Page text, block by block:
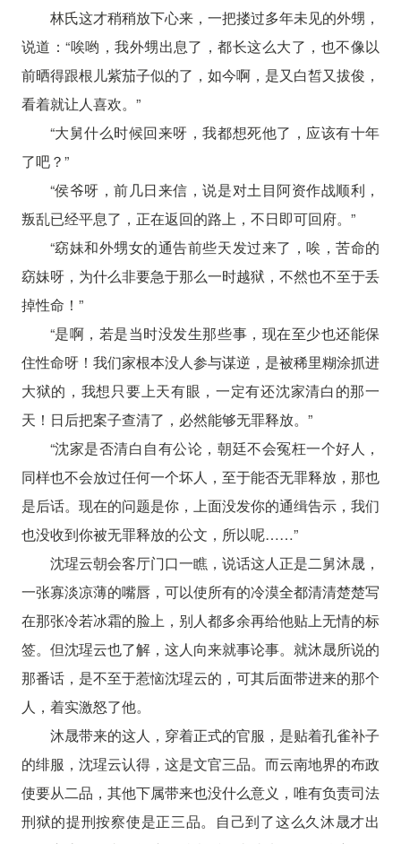
林氏这才稍稍放下心来，一把搂过多年未见的外甥，
说道：“唉哟，我外甥出息了，都长这么大了，也不像以
前晒得跟根儿紫茄子似的了，如今啊，是又白皙又拔俊，
看着就让人喜欢。”
“大舅什么时候回来呀，我都想死他了，应该有十年
了吧？”
“侯爷呀，前几日来信，说是对土目阿资作战顺利，
叛乱已经平息了，正在返回的路上，不日即可回府。”
“窈妹和外甥女的通告前些天发过来了，唉，苦命的
窈妹呀，为什么非要急于那么一时越狱，不然也不至于丢
掉性命！”
“是啊，若是当时没发生那些事，现在至少也还能保
住性命呀！我们家根本没人参与谋逆，是被稀里糊涂抓进
大狱的，我想只要上天有眼，一定有还沈家清白的那一
天！日后把案子查清了，必然能够无罪释放。”
“沈家是否清白自有公论，朝廷不会冤枉一个好人，
同样也不会放过任何一个坏人，至于能否无罪释放，那也
是后话。现在的问题是你，上面没发你的通缉告示，我们
也没收到你被无罪释放的公文，所以呢……”
沈瑆云朝会客厅门口一瞧，说话这人正是二舅沐晟，
一张寡淡凉薄的嘴唇，可以使所有的冷漠全都清清楚楚写
在那张冷若冰霜的脸上，别人都多余再给他贴上无情的标
签。但沈瑆云也了解，这人向来就事论事。就沐晟所说的
那番话，是不至于惹恼沈瑆云的，可其后面带进来的那个
人，着实激怒了他。
沐晟带来的这人，穿着正式的官服，是贴着孔雀补子
的绯服，沈瑆云认得，这是文官三品。而云南地界的布政
使要从二品，其他下属带来也没什么意义，唯有负责司法
刑狱的提刑按察使是正三品。自己到了这么久沐晟才出